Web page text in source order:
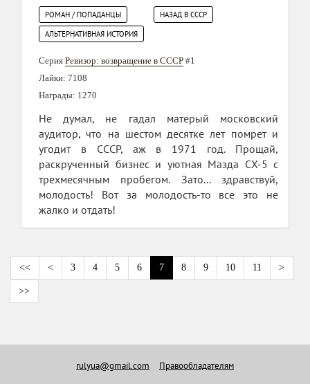
РОМАН / ПОПАДАНЦЫ
НАЗАД В СССР
АЛЬТЕРНАТИВНАЯ ИСТОРИЯ
Серия Ревизор: возвращение в СССР #1
Лайки: 7108
Награды: 1270
Не думал, не гадал матерый московский
аудитор, что на шестом десятке лет помрет и
угодит в СССР, аж в 1971 год. Прощай,
раскрученный бизнес и уютная Мазда СХ-5 с
трехмесячным пробегом. Зато... здравствуй,
молодость! Вот за молодость-то все это не
жалко и отдать!
<< < 3 4 5 6 7 8 9 10 11 >
>>
rulyua@gmail.com Правообладателям